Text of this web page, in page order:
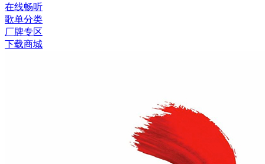
在线畅听
歌单分类
厂牌专区
下载商城